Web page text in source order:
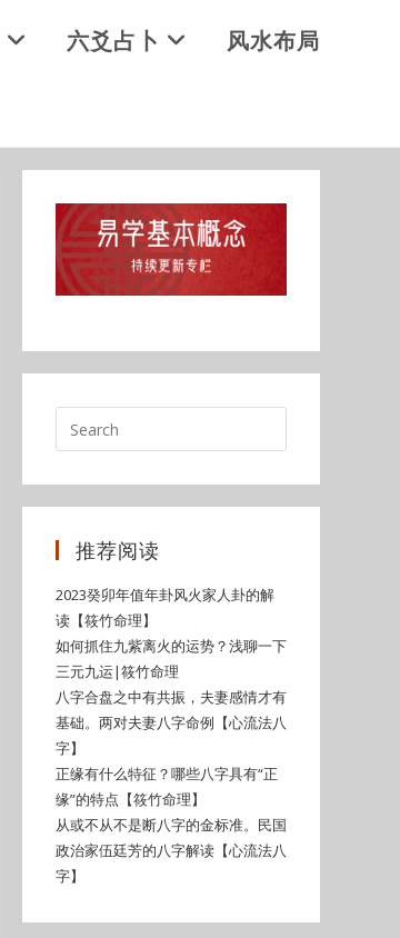
六爻占卜 风水布局
推荐阅读
2023癸卯年值年卦风火家人卦的解
读【筱竹命理】
如何抓住九紫离火的运势？浅聊一下
三元九运|筱竹命理
八字合盘之中有共振，夫妻感情才有
基础。两对夫妻八字命例【心流法八
字】
正缘有什么特征？哪些八字具有“正
缘”的特点【筱竹命理】
从或不从不是断八字的金标准。民国
政治家伍廷芳的八字解读【心流法八
字】